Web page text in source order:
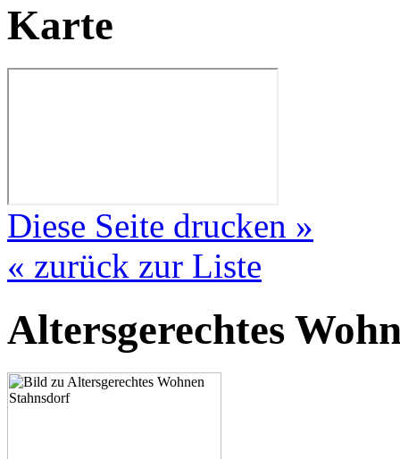
Karte
Diese Seite drucken »
« zurück zur Liste
Altersgerechtes